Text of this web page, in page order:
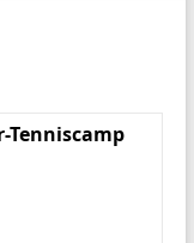
Tenniscamp